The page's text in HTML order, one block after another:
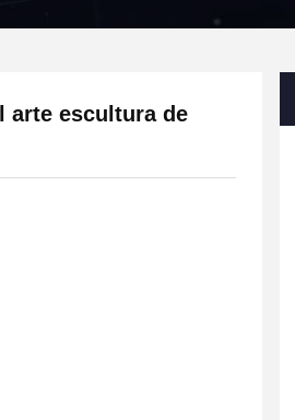
arte escultura de